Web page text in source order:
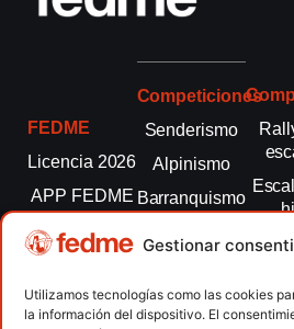
Gestionar
Utilizamos tecnologías como las cookies
la información del dispositivo. El
FEDME
Licencia 2026
APP FEDME
Transparencia
autonómicas
Clubes
Competiciones
Senderismo
Alpinismo
Barranquismo
montaña
Escalada
Escalada